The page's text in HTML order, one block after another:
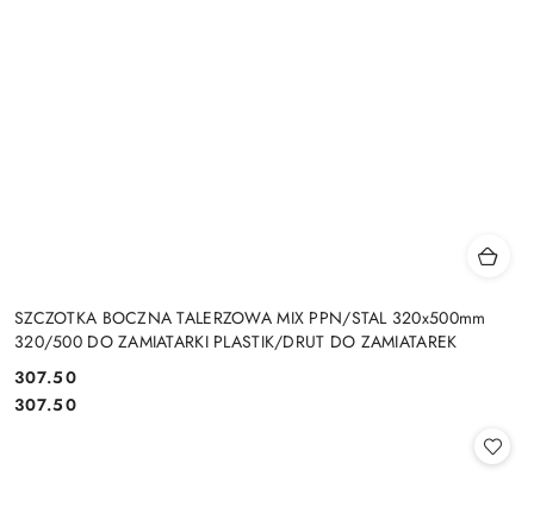
SZCZOTKA BOCZNA TALERZOWA MIX PPN/STAL 320x500mm
320/500 DO ZAMIATARKI PLASTIK/DRUT DO ZAMIATAREK
Cena:
307.50
Cena:
307.50